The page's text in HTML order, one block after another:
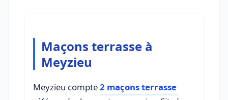
Maçons terrasse à
Meyzieu
Meyzieu compte2 maçons terrasse